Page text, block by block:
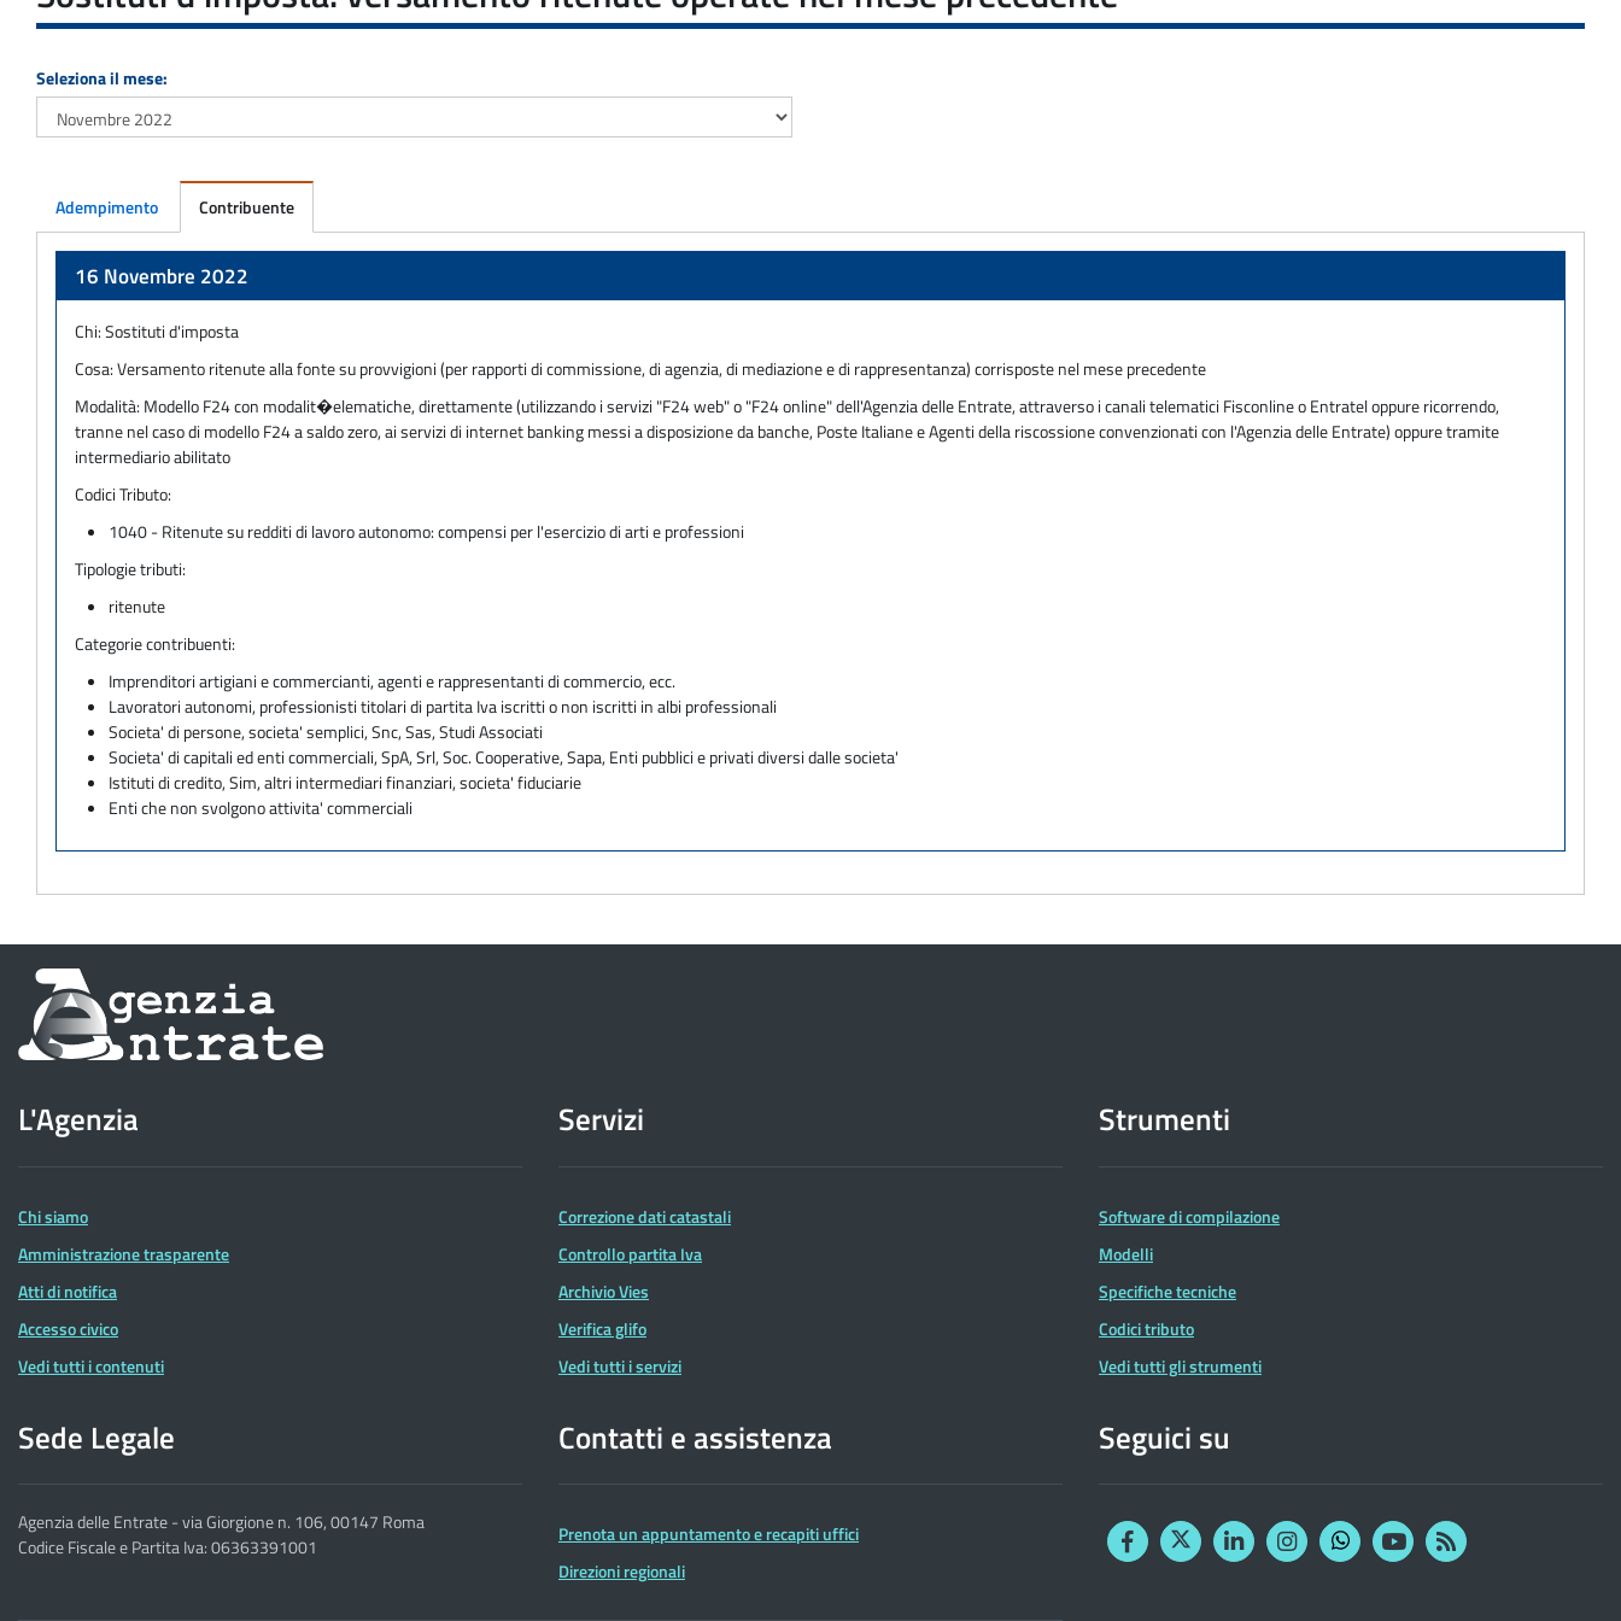
Seleziona il mese:
Adempimento Contribuente
16 Novembre 2022
Chi:Sostituti d'imposta
Cosa:Versamento ritenute alla fonte su provvigioni (per rapporti di commissione, di agenzia, di mediazione e di rappresentanza) corrisposte nel mese precedente
Modalità: Modello F24 con modalit�elematiche, direttamente (utilizzando i servizi "F24 web" o "F24 online" dell'Agenzia delle Entrate, attraverso i canali telematici Fisconline o Entratel oppure ricorrendo,
tranne nel caso di modello F24 a saldo zero, ai servizi di internet banking messi a disposizione da banche, Poste Italiane e Agenti della riscossione convenzionati con l'Agenzia delle Entrate) oppure tramite
intermediario abilitato
Codici Tributo:
1040 - Ritenute su redditi di lavoro autonomo: compensi per l'esercizio di arti e professioni
Tipologie tributi:
ritenute
Categorie contribuenti:
Imprenditori artigiani e commercianti, agenti e rappresentanti di commercio, ecc.
Lavoratori autonomi, professionisti titolari di partita Iva iscritti o non iscritti in albi professionali
Societa' di persone, societa' semplici, Snc, Sas, Studi Associati
Societa' di capitali ed enti commerciali, SpA, Srl, Soc. Cooperative, Sapa, Enti pubblici e privati diversi dalle societa'
Istituti di credito, Sim, altri intermediari finanziari, societa' fiduciarie
Enti che non svolgono attivita' commerciali
Informazioni
sul
dell'Agenzia
delle
Entrate
L'Agenzia
Chi siamo
Amministrazione trasparente
Atti di notifica
Accesso civico
Vedi tutti i contenuti
Servizi
Correzione dati catastali
Controllo partita Iva
Archivio Vies
Verifica glifo
Vedi tutti i servizi
Strumenti
Software di compilazione
Modelli
Specifiche tecniche
Codici tributo
Vedi tutti gli strumenti
Sede Legale
Agenzia delle Entrate - via Giorgione n. 106, 00147 Roma
Codice Fiscale e Partita Iva: 06363391001
Contatti e assistenza
Prenota un appuntamento e recapiti uffici
Direzioni regionali
Seguici su
FacebookTwitterLinkedinInstagram
YouTubeRSS